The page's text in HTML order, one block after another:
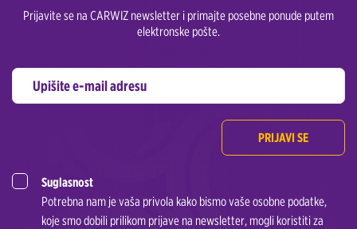
Prijavite se na CARWIZ newsletter i primajte posebne ponude putem
elektronske pošte.
PRIJAVI SE
Suglasnost
Potrebna nam je vaša privola kako bismo vaše osobne podatke,
koje smo dobili prilikom prijave na newsletter, mogli koristiti za